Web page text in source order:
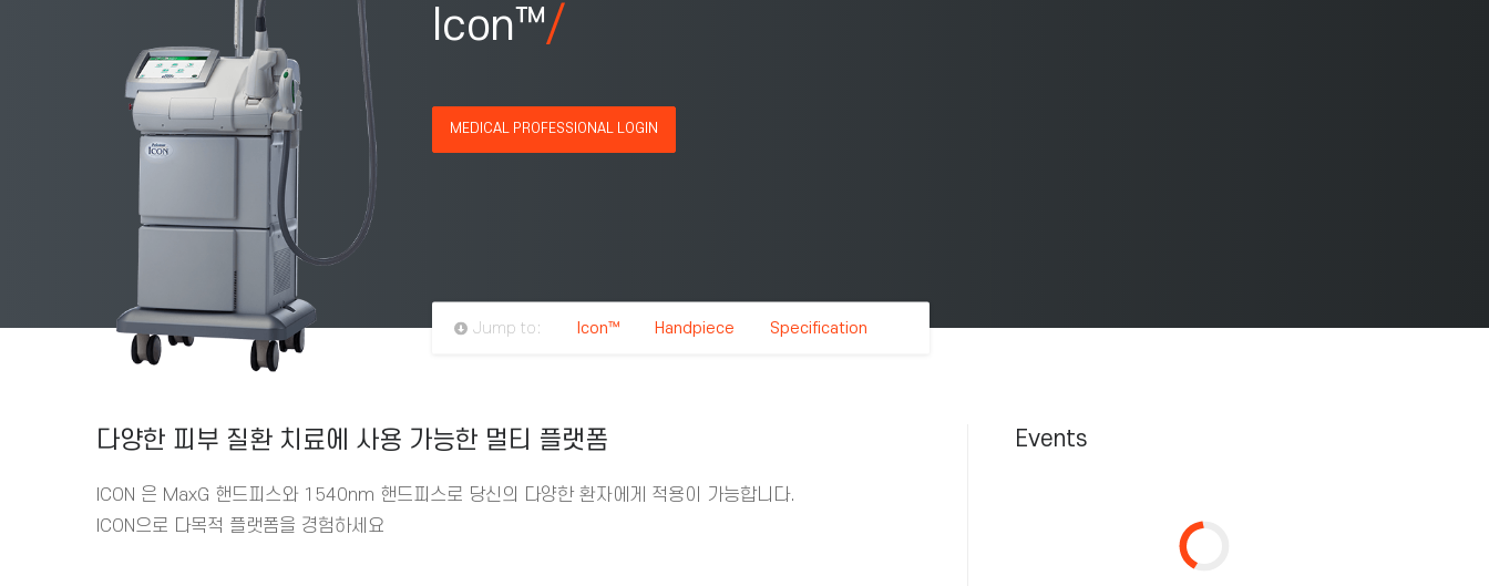
Icon™
MEDICAL PROFESSIONAL LOGIN
Jump to: Icon™ Handpiece Specification
다양한 피부 질환 치료에 사용 가능한 멀티 플랫폼
ICON 은 MaxG 핸드피스와 1540nm 핸드피스로 당신의 다양한 환자에게 적용이 가능합니다.
ICON으로 다목적 플랫폼을 경험하세요
Events